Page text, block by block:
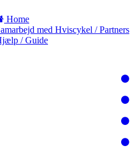
Home
med Hviscykel / Partners
/ Guide